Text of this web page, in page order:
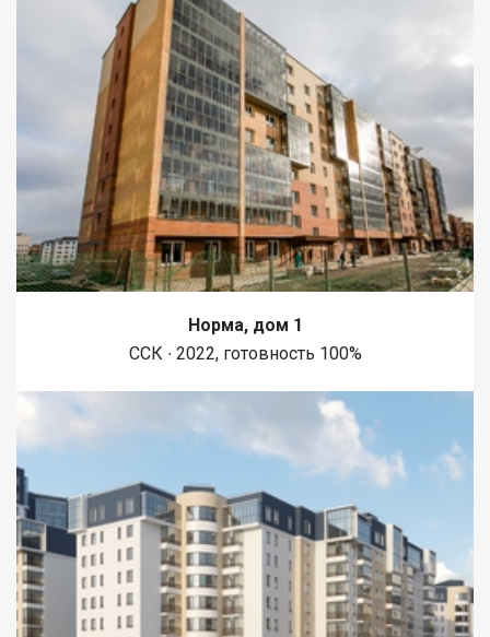
Норма, дом 1
ССК ∙ 2022, готовность 100%